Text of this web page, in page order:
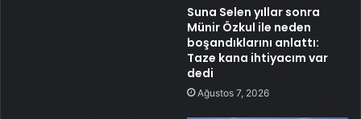
Suna Selen yıllar sonra
Münir Özkul ile neden
boşandıklarını anlattı:
Taze kana ihtiyacım var
dedi
Ağustos 7, 2026